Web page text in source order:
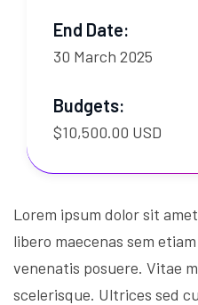
End Date:
30 March 2025
Budgets:
$10,500.00 USD
Lorem ipsum dolor sit
libero maecenas sem
venenatis posuere. Vitae
scelerisque. Ultrices sed